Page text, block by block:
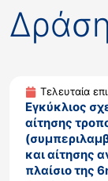
Τελευταία
Εγκύκλιος
αίτησης
και αίτησης
πλαίσιο της